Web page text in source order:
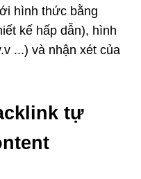
hình thức bằng
kế hấp dẫn), hình
...) và nhận xét của
tự